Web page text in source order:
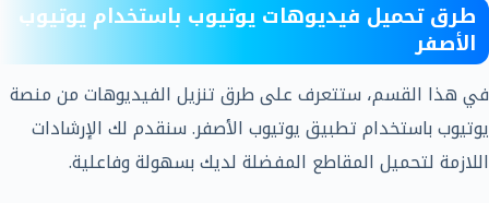
طرق تحميل فيديوهات يوتيوب باستخدام يوتيوب
الأصفر
في هذا القسم، ستتعرف على طرق تنزيل الفيديوهات من منصة
يوتيوب باستخدام تطبيق يوتيوب الأصفر. سنقدم لك الإرشادات
اللازمة لتحميل المقاطع المفضلة لديك بسهولة وفاعلية.